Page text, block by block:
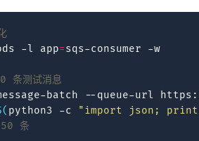
-l app=sqs-consumer -w
条测试消息
batch --queue-url
python3 -c "import json;
条